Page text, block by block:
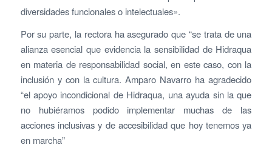
diversidades funcionales o intelectuales».
Por su parte, la rectora ha asegurado que “se trata de una
alianza esencial que evidencia la sensibilidad de Hidraqua
en materia de responsabilidad social, en este caso, con la
inclusión y con la cultura. Amparo Navarro ha agradecido
“el apoyo incondicional de Hidraqua, una ayuda sin la que
no hubiéramos podido implementar muchas de las
acciones inclusivas y de accesibilidad que hoy tenemos ya
en marcha”